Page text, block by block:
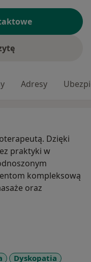
Adresy
Dzięki
praktyki w
kompleksową
oraz
terapeutów z
Dyskopatia